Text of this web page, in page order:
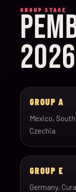
GROUP STAGE
2026
GROUP A
Mexico,
Czechia
GROUP E
Germany,